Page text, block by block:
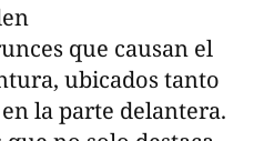
que causan el
ubicados tanto
la parte delantera.